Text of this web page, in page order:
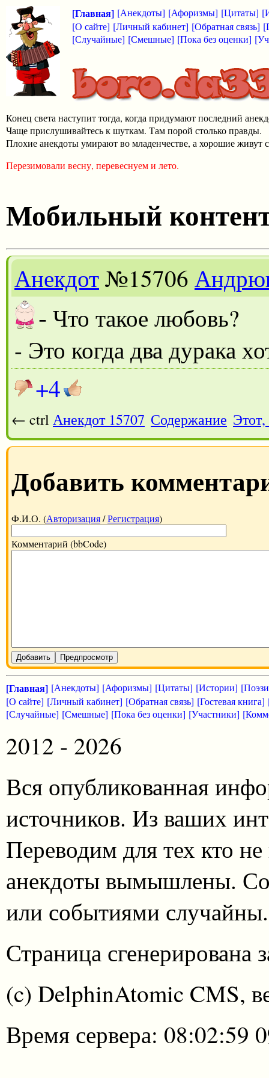
[Главная] [Анекдоты] [Афоризмы] [Цитаты]
[О сайте] [Личный кабинет] [Обратная связь]
[Случайные] [Смешные] [Пока без оценки]
Конец света наступит тогда, когда придумают последний
Чаще прислушивайтесь к шуткам. Там порой столько правды.
Плохие анекдоты умирают во младенчестве, а хорошие живут
Перезимовали весну, перевеснуем и лето.
Мобильный
Анекдот№15706
- Что такое любовь?
- Это когда два дурака
+4
← ctrl Анекдот 15707 Содержание
Добавить
Ф.И.О. (Авторизация/Регистрация)
Комментарий (bbCode)
Добавить Предпросмотр
[Главная] [Анекдоты] [Афоризмы] [Цитаты] [Истории]
[О сайте] [Личный кабинет] [Обратная связь] [Гостевая книга]
[Случайные] [Смешные] [Пока без оценки] [Участники]
2012 - 2026
Вся опубликованная
источников. Из ваших
Переводим для тех кто
анекдоты вымышлены.
или событиями случайны.
Страница сгенерирована
(c) DelphinAtomic CMS,
Время сервера: 08:02:59